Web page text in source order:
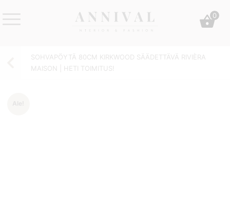
muoti
&
sisustusverkkokauppa
0
SOHVAPÖYTÄ 80CM KIRKWOOD SÄÄDETTÄVÄ RIVIÈRA
MAISON | HETI TOIMITUS!